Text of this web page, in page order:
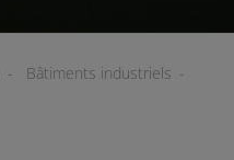
- Bâtiments industriels -